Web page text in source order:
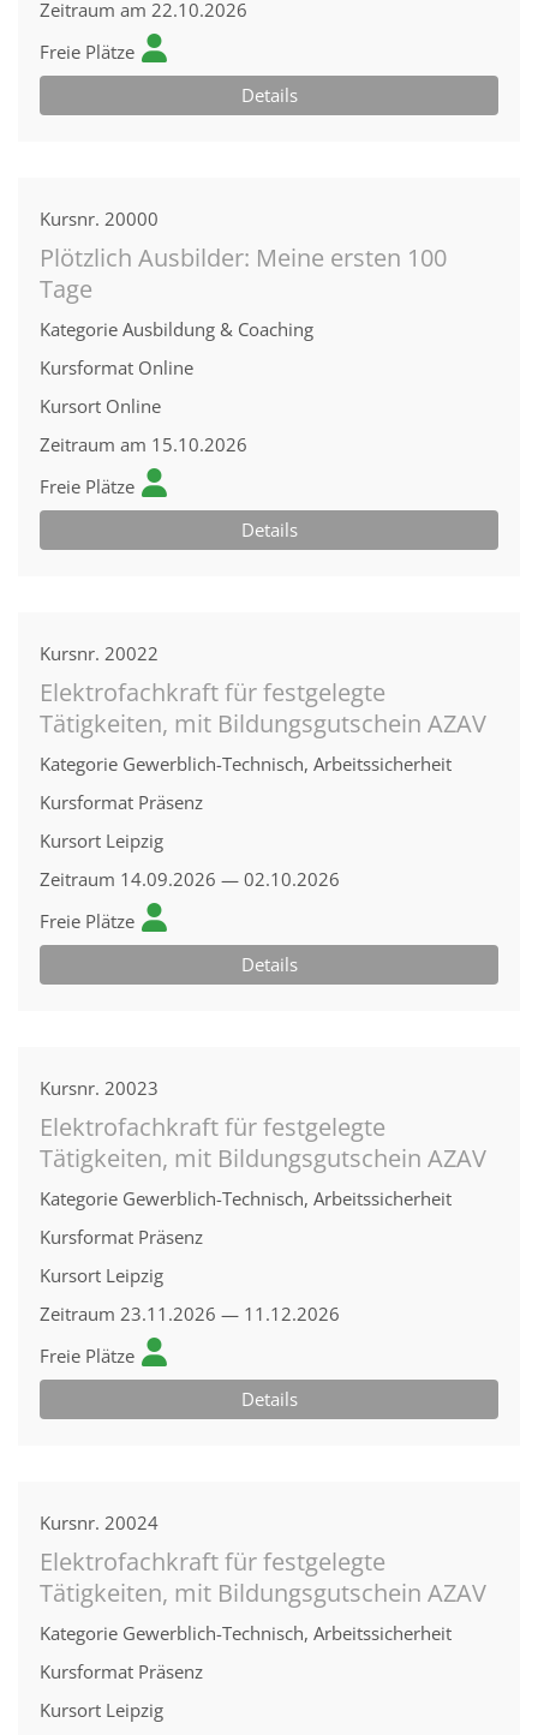
Zeitraum am 22.10.2026
Freie Plätze
Details
Kursnr. 20000
Plötzlich Ausbilder: Meine ersten 100
Tage
Kategorie Ausbildung & Coaching
Kursformat Online
Kursort Online
Zeitraum am 15.10.2026
Freie Plätze
Details
Kursnr. 20022
Elektrofachkraft für festgelegte
Tätigkeiten, mit Bildungsgutschein AZAV
Kategorie Gewerblich-Technisch, Arbeitssicherheit
Kursformat Präsenz
Kursort Leipzig
Zeitraum 14.09.2026 — 02.10.2026
Freie Plätze
Details
Kursnr. 20023
Elektrofachkraft für festgelegte
Tätigkeiten, mit Bildungsgutschein AZAV
Kategorie Gewerblich-Technisch, Arbeitssicherheit
Kursformat Präsenz
Kursort Leipzig
Zeitraum 23.11.2026 — 11.12.2026
Freie Plätze
Details
Kursnr. 20024
Elektrofachkraft für festgelegte
Tätigkeiten, mit Bildungsgutschein AZAV
Kategorie Gewerblich-Technisch, Arbeitssicherheit
Kursformat Präsenz
Kursort Leipzig